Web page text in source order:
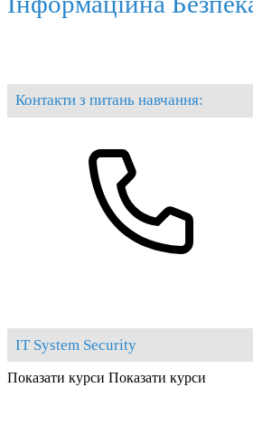
Контакти з питань навчання:
IT System Security
Показати курси Показати курси